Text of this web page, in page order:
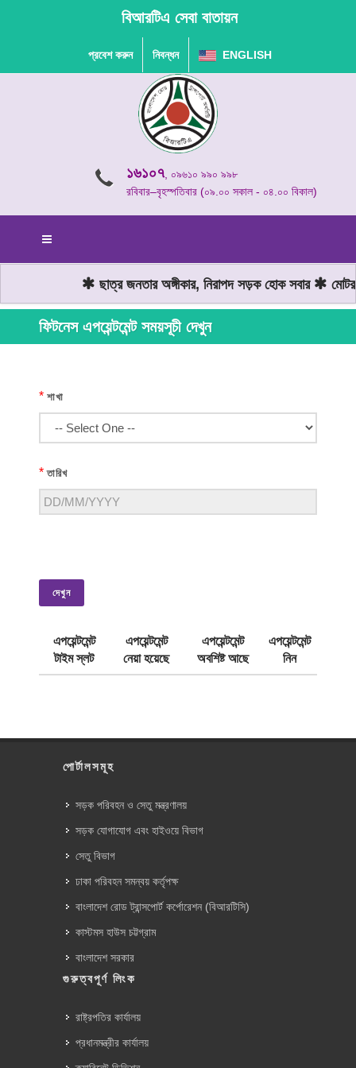
বিআরটিএ সেবা বাতায়ন
প্রবেশ করুন নিবন্ধন ENGLISH
১৬১০৭, ০৯৬১০ ৯৯০ ৯৯৮
রবিবার–বৃহস্পতিবার (০৯.০০ সকাল - ০৪.০০ বিকাল)
ছাত্র জনতার অঙ্গীকার, নিরাপদ সড়ক হোক সবার
ফিটনেস এপয়েন্টমেন্ট সময়সূচী দেখুন
* শাখা
* তারিখ
দেখুন
এপয়েন্টমেন্ট
টাইম স্লট
এপয়েন্টমেন্ট
নেয়া হয়েছে
এপয়েন্টমেন্ট
অবশিষ্ট আছে
এপয়েন্টমেন্ট
নিন
পোর্টালসমূহ
সড়ক পরিবহন ও সেতু মন্ত্রণালয়
সড়ক যোগাযোগ এবং হাইওয়ে বিভাগ
সেতু বিভাগ
ঢাকা পরিবহন সমন্বয় কর্তৃপক্ষ
বাংলাদেশ রোড ট্রান্সপোর্ট কর্পোরেশন (বিআরটিসি)
কাস্টমস হাউস চট্টগ্রাম
বাংলাদেশ সরকার
গুরুত্বপূর্ণ লিংক
রাষ্ট্রপতির কার্যালয়
প্রধানমন্ত্রীর কার্যালয়